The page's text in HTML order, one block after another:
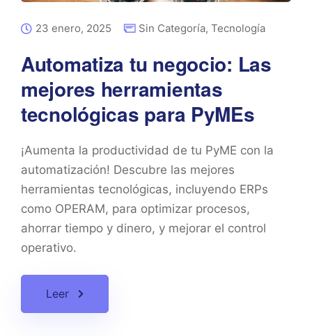
23 enero, 2025 Sin Categoría, Tecnología
Automatiza tu negocio: Las
mejores herramientas
tecnológicas para PyMEs
¡Aumenta la productividad de tu PyME con la
automatización! Descubre las mejores
herramientas tecnológicas, incluyendo ERPs
como OPERAM, para optimizar procesos,
ahorrar tiempo y dinero, y mejorar el control
operativo.
Leer